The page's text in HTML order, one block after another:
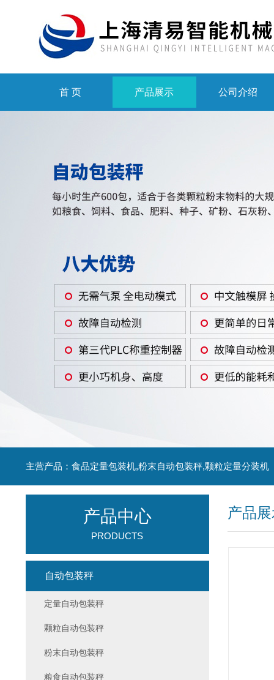
首 页 产品展示 公司介绍
主营产品：食品定量包装机,粉末自动包装秤,颗粒定量分装机
产品
产品中心
PRODUCTS
自动包装秤
定量自动包装秤
颗粒自动包装秤
粉末自动包装秤
粮食自动包装秤